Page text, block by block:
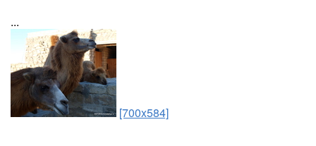
...
[700x584]